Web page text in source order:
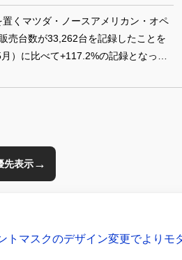
くマツダ・ノースアメリカン・オペ
売台数が33,262台を記録したことを
）に比べて+117.2%の記録となっ
（Daily Selling Rate）ベースで
先表示→
トマスクのデザイン変更でよりモ